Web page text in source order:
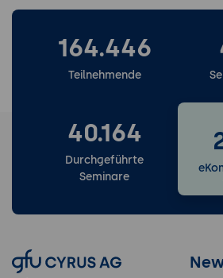
164.446
Teilnehmende
40.164
Durchgeführte
Seminare